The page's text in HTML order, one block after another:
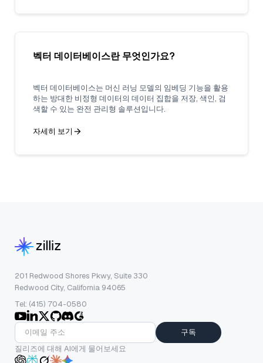
벡터 데이터베이스란 무엇인가요?
벡터 데이터베이스는 머신 러닝 모델의 임베딩 기능을 활용
하는 방대한 비정형 데이터의 데이터 집합을 저장, 색인, 검
색할 수 있는 완전 관리형 솔루션입니다.
자세히 보기
201 Redwood Shores Pkwy, Suite 330
Redwood City, California 94065
Tel: (415) 704-0580
구독
질리즈에 대해 AI에게 물어보세요